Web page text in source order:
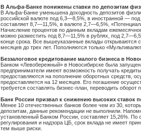
В Альфа-Банке понижены ставки по депозитам
В Альфа-Банке уменьшена доходность депозитов
российской валюте под 6,3—8,5%, в иностранной —
составляет 8,7—11,5%, в валюте 2,7—6,5%,
Начисление процентов по данным вкладам
можно разместить под 8,7—11,5% в рублях, под
конце срока. Все вышеуказанные вклады открываются
месяцев до трех лет. Пополняются только
Беззалоговое кредитование малого бизнеса в
Банком «Левобережный» в Новосибирске была
предприниматели имеют возможность получать
предоставляются на пополнение оборотных средств,
предоставляется на 12 месяцев. Его погашение
требуется составлять бизнес-план, переводить
Банк России призвал к снижению высоких ставок
Менее 10 отечественных банков более чем из 30,
депозитам, данные рекомендации не выполнили.
установленный Банком России, составляет 15,26%. По
регулирования и надзора ЦБ, срок вклада не имеет
тем выше риски.